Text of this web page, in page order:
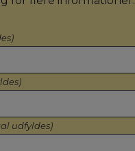
udfyldes)